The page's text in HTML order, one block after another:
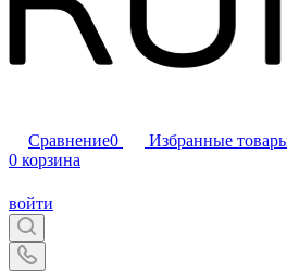
Сравнение0 Избранные
0 корзина
войти